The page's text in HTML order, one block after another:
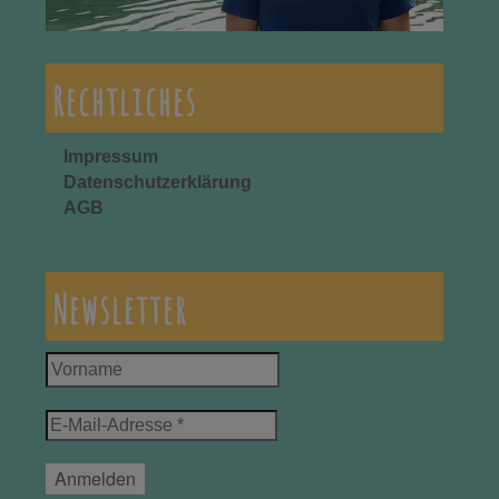
Rechtliches
Impressum
Datenschutzerklärung
AGB
Newsletter
Vorname
E-
Mail-
Adresse
*